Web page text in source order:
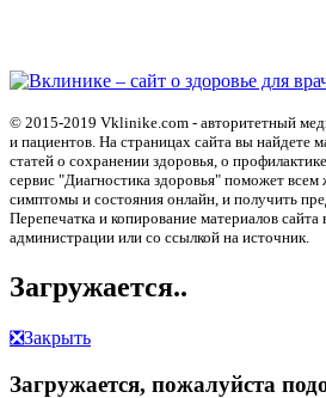
© 2015-2019 Vklinike.com - авторитетный
и пациентов. На страницах сайта вы найдете
статей о сохранении здоровья, о
сервис "Диагностика здоровья" поможет
симптомы и состояния онлайн, и получить
Перепечатка и копирование материалов сайта
администрации или со ссылкой на источник.
Загружается..
❎Закрыть
Загружается, пожалуйста